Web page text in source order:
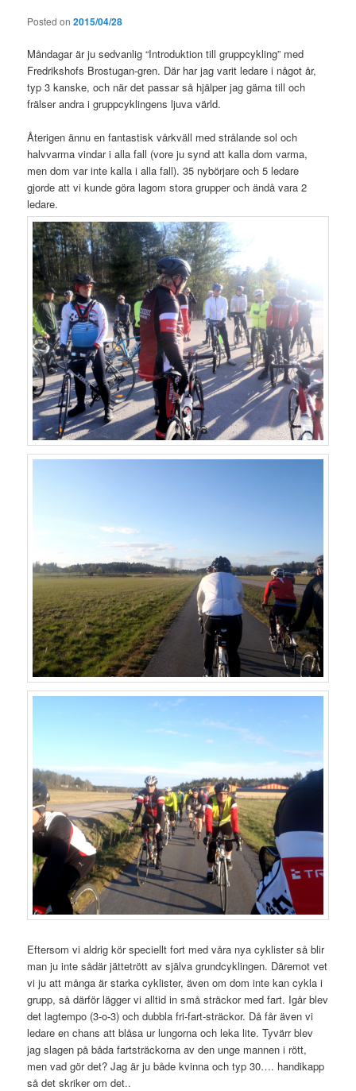
Posted on2015/04/28
Måndagar är ju sedvanlig “Introduktion till gruppcykling” med
Fredrikshofs Brostugan-gren. Där har jag varit ledare i något år,
typ 3 kanske, och när det passar så hjälper jag gärna till och
frälser andra i gruppcyklingens ljuva värld.
Återigen ännu en fantastisk vårkväll med strålande sol och
halvvarma vindar i alla fall (vore ju synd att kalla dom varma,
men dom var inte kalla i alla fall). 35 nybörjare och 5 ledare
gjorde att vi kunde göra lagom stora grupper och ändå vara 2
ledare.
Eftersom vi aldrig kör speciellt fort med våra nya cyklister så blir
man ju inte sådär jättetrött av själva grundcyklingen. Däremot vet
vi ju att många är starka cyklister, även om dom inte kan cykla i
grupp, så därför lägger vi alltid in små sträckor med fart. Igår blev
det lagtempo (3-o-3) och dubbla fri-fart-sträckor. Då får även vi
ledare en chans att blåsa ur lungorna och leka lite. Tyvärr blev
jag slagen på båda fartsträckorna av den unge mannen i rött,
men vad gör det? Jag är ju både kvinna och typ 30…. handikapp
så det skriker om det..